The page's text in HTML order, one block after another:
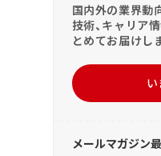
国内外の業界動
技術、キャリア
とめてお届けし
メールマガジン